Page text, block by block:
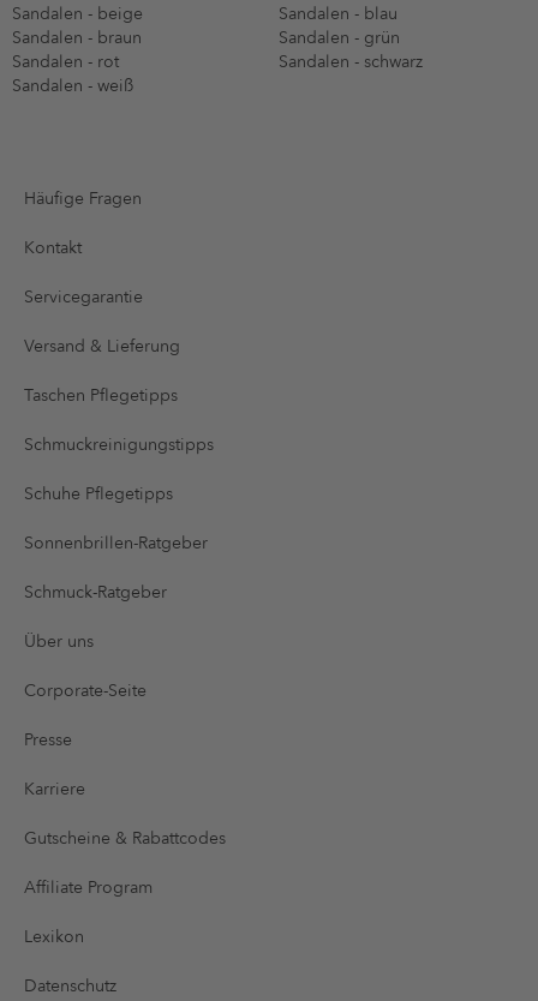
Sandalen - beige
Sandalen - blau
Sandalen - braun
Sandalen - grün
Sandalen - rot
Sandalen - schwarz
Sandalen - weiß
Häufige Fragen
Kontakt
Servicegarantie
Versand & Lieferung
Taschen Pflegetipps
Schmuckreinigungstipps
Schuhe Pflegetipps
Sonnenbrillen-Ratgeber
Schmuck-Ratgeber
Über uns
Corporate-Seite
Presse
Karriere
Gutscheine & Rabattcodes
Affiliate Program
Lexikon
Datenschutz